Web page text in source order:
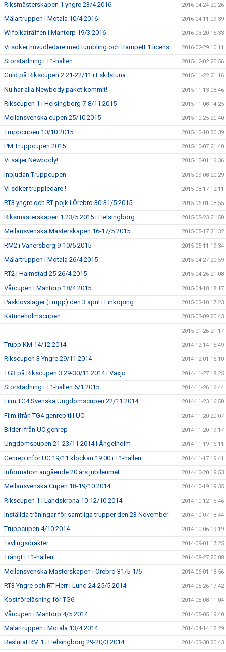
Riksmästerskapen 1 yngre 23/4 2016 2016-04-24 20:26
Mälartruppen i Motala 10/4 2016 2016-04-11 09:39
Wifolkaträffen i Mantorp 19/3 2016 2016-03-20 15:33
Vi söker huvudledare med tumbling och trampett 1 licens 2016-02-29 10:11
Storstädning i T1-hallen 2015-12-02 20:56
Guld på Rikscupen 2 21-22/11 i Eskilstuna 2015-11-22 21:16
Nu har alla Newbody paket kommit! 2015-11-13 08:46
Rikscupen 1 i Helsingborg 7-8/11 2015 2015-11-08 14:25
Mellansvenska cupen 25/10 2015 2015-10-25 20:40
Truppcupen 10/10 2015 2015-10-10 20:39
PM Truppcupen 2015 2015-10-07 21:40
Vi säljer Newbody! 2015-10-01 16:36
Inbjudan Truppcupen 2015-09-08 20:29
Vi söker truppledare ! 2015-08-17 12:11
RT3 yngre och RT pojk i Örebro 30-31/5 2015 2015-06-01 08:55
Riksmästerskapen 1 23/5 2015 i Helsingborg 2015-05-23 21:50
Mellansvenska Mästerskapen 16-17/5 2015 2015-05-17 21:32
RM2 i Vänersberg 9-10/5 2015 2015-05-11 19:34
Mälartruppen i Motala 26/4 2015 2015-04-27 20:59
RT2 i Halmstad 25-26/4 2015 2015-04-26 21:08
Vårcupen i Mantorp 18/4 2015 2015-04-18 18:17
Påsklovsläger (Trupp) den 3 april i Linköping 2015-03-10 17:23
Katrineholmscupen 2015-03-09 20:43
2015-01-26 21:17
Trupp KM 14/12 2014 2014-12-14 15:49
Rikscupen 3 Yngre 29/11 2014 2014-12-01 16:10
TG3 på Rikscupen 3 29-30/11 2014 i Växjö 2014-11-27 18:25
Storstädning i T1-hallen 6/1 2015 2014-11-26 16:44
Film TG4 Svenska Ungdomscupen 22/11 2014 2014-11-23 16:50
Film ifrån TG4 genrep till UC 2014-11-20 20:07
Bilder ifrån UC genrep 2014-11-20 19:17
Ungdomscupen 21-23/11 2014 i Ängelholm 2014-11-19 16:11
Genrep inför UC 19/11 klockan 19:00 i T1-hallen 2014-11-17 19:41
Information angående 20 års jubileumet 2014-10-20 19:53
Mellansvenska Cupen 18-19/10 2014 2014-10-19 19:35
Rikscupen 1 i Landskrona 10-12/10 2014 2014-10-12 15:46
Inställda träningar för samtliga trupper den 23 November 2014-10-07 18:44
Truppcupen 4/10 2014 2014-10-06 19:19
Tävlingsdräkter 2014-09-01 17:25
Trångt i T1-hallen! 2014-08-27 20:08
Mellansvenska Mästerskapen i Örebro 31/5-1/6 2014-06-01 18:56
RT3 Yngre och RT Herr i Lund 24-25/5 2014 2014-05-26 17:42
Kostföreläsning för TG6 2014-05-08 11:04
Vårcupen i Mantorp 4/5 2014 2014-05-05 19:40
Mälartruppen i Motala 13/4 2014 2014-04-14 12:29
Reslutat RM 1 i Helsingborg 29-20/3 2014 2014-03-30 20:43